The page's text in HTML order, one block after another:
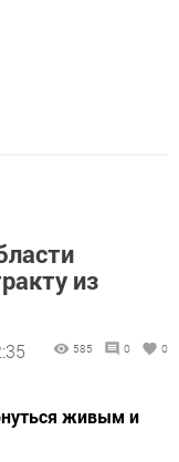
из
585 0 0
живым и